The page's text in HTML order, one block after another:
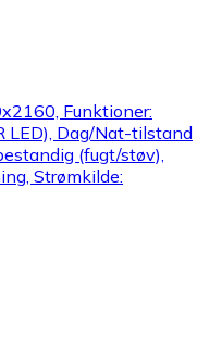
Funktioner:
LED), Dag/Nat-tilstand
(fugt/støv),
Strømkilde: